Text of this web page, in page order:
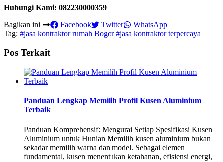
Hubungi Kami: 082230000359
Bagikan ini
Facebook Twitter
WhatsApp
Tag: #jasa kontraktor rumah Bogor #jasa kontraktor terpercaya
Pos Terkait
Panduan Lengkap Memilih Profil Kusen Aluminium
Terbaik
Panduan Komprehensif: Mengurai Setiap Spesifikasi Kusen
Aluminium untuk Hunian Memilih kusen aluminium bukan
sekadar memilih warna dan model. Sebagai elemen
fundamental, kusen menentukan ketahanan, efisiensi energi,